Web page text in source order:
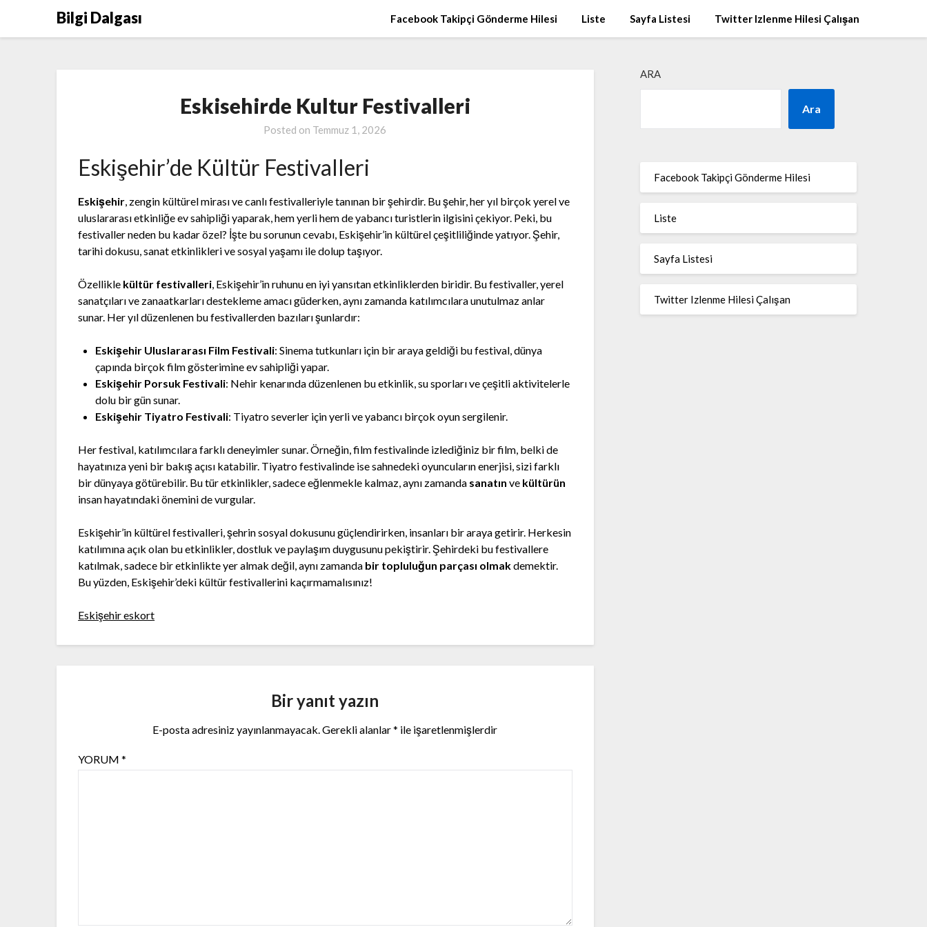
Bilgi Dalgası Facebook Takipçi Gönderme Hilesi Liste Sayfa Listesi Twitter Izlenme Hilesi Çalışan
Eskisehirde Kultur Festivalleri
Posted on Temmuz 1, 2026
Eskişehir’de Kültür Festivalleri
Eskişehir, zengin kültürel mirası ve canlı festivalleriyle tanınan bir şehirdir. Bu şehir, her yıl birçok yerel ve
uluslararası etkinliğe ev sahipliği yaparak, hem yerli hem de yabancı turistlerin ilgisini çekiyor. Peki, bu
festivaller neden bu kadar özel? İşte bu sorunun cevabı, Eskişehir’in kültürel çeşitliliğinde yatıyor. Şehir,
tarihi dokusu, sanat etkinlikleri ve sosyal yaşamı ile dolup taşıyor.
Özellikle kültür festivalleri, Eskişehir’in ruhunu en iyi yansıtan etkinliklerden biridir. Bu festivaller, yerel
sanatçıları ve zanaatkarları destekleme amacı güderken, aynı zamanda katılımcılara unutulmaz anlar
sunar. Her yıl düzenlenen bu festivallerden bazıları şunlardır:
Eskişehir Uluslararası Film Festivali: Sinema tutkunları için bir araya geldiği bu festival, dünya
çapında birçok film gösterimine ev sahipliği yapar.
Eskişehir Porsuk Festivali: Nehir kenarında düzenlenen bu etkinlik, su sporları ve çeşitli aktivitelerle
dolu bir gün sunar.
Eskişehir Tiyatro Festivali: Tiyatro severler için yerli ve yabancı birçok oyun sergilenir.
Her festival, katılımcılara farklı deneyimler sunar. Örneğin, film festivalinde izlediğiniz bir film, belki de
hayatınıza yeni bir bakış açısı katabilir. Tiyatro festivalinde ise sahnedeki oyuncuların enerjisi, sizi farklı
bir dünyaya götürebilir. Bu tür etkinlikler, sadece eğlenmekle kalmaz, aynı zamanda sanatın ve kültürün
insan hayatındaki önemini de vurgular.
Eskişehir’in kültürel festivalleri, şehrin sosyal dokusunu güçlendirirken, insanları bir araya getirir. Herkesin
katılımına açık olan bu etkinlikler, dostluk ve paylaşım duygusunu pekiştirir. Şehirdeki bu festivallere
katılmak, sadece bir etkinlikte yer almak değil, aynı zamanda bir topluluğun parçası olmakdemektir.
Bu yüzden, Eskişehir’deki kültür festivallerini kaçırmamalısınız!
Eskişehir eskort
Bir yanıt yazın
E-posta adresiniz yayınlanmayacak.Gerekli alanlar* ile işaretlenmişlerdir
YORUM*
ARA
Ara
Facebook Takipçi Gönderme Hilesi
Liste
Sayfa Listesi
Twitter Izlenme Hilesi Çalışan